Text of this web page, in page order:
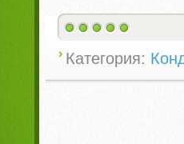
Категория: